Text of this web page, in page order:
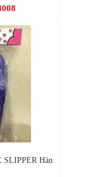
SLIPPER Hàn